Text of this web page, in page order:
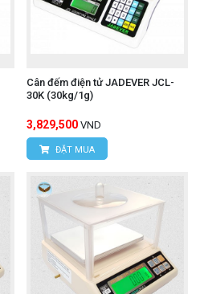
Cân đếm điện tử JADEVER JCL-
30K (30kg/1g)
3,829,500 VND
ĐẶT MUA